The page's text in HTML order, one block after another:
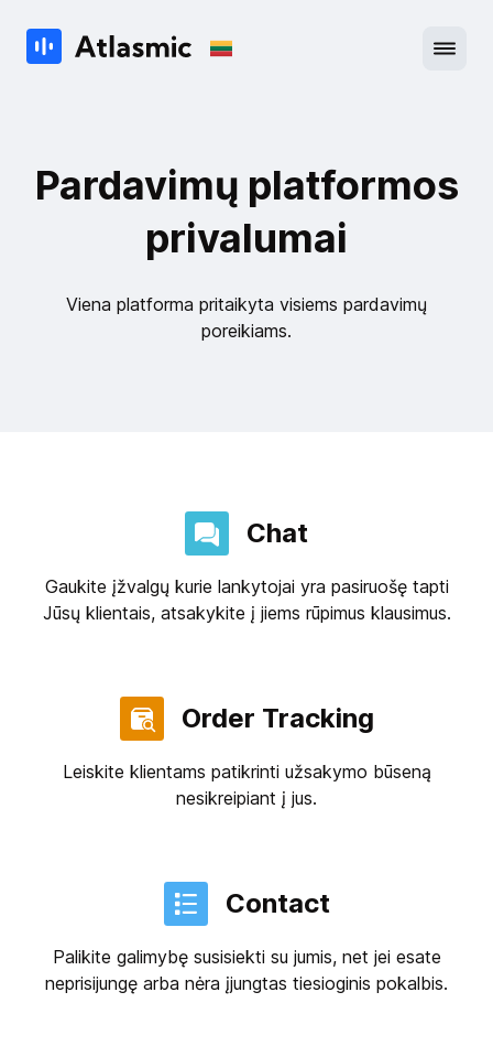
Pardavimų platformos
privalumai
Viena platforma pritaikyta visiems pardavimų
poreikiams.
Chat
Gaukite įžvalgų kurie lankytojai yra pasiruošę tapti
Jūsų klientais, atsakykite į jiems rūpimus klausimus.
Order Tracking
Leiskite klientams patikrinti užsakymo būseną
nesikreipiant į jus.
Contact
Palikite galimybę susisiekti su jumis, net jei esate
neprisijungę arba nėra įjungtas tiesioginis pokalbis.